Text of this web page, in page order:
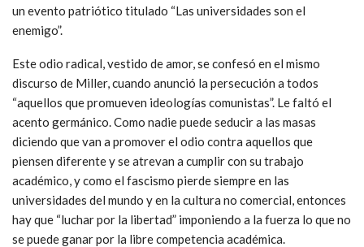
un evento patriótico titulado “Las universidades son el
enemigo”.
Este odio radical, vestido de amor, se confesó en el mismo
discurso de Miller, cuando anunció la persecución a todos
“aquellos que promueven ideologías comunistas”. Le faltó el
acento germánico. Como nadie puede seducir a las masas
diciendo que van a promover el odio contra aquellos que
piensen diferente y se atrevan a cumplir con su trabajo
académico, y como el fascismo pierde siempre en las
universidades del mundo y en la cultura no comercial, entonces
hay que “luchar por la libertad” imponiendo a la fuerza lo que no
se puede ganar por la libre competencia académica.